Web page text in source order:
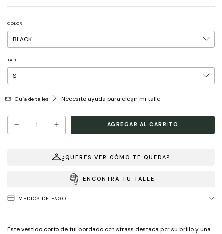
COLOR
TALLE
Guía de talles Necesito ayuda para elegir mi talle
¿QUERES VER CÓMO TE QUEDA?
ENCONTRÁ TU TALLE
MEDIOS DE PAGO
Este vestido corto de tul bordado con strass destaca por su brillo y una